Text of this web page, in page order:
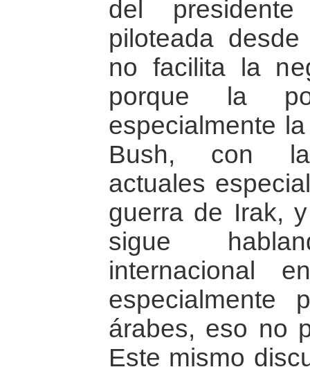
del
piloteada
no facilita la
porque la
especialmente
Bush, con
actuales
guerra de Irak,
sigue
internacional
especialmente
árabes, eso no
Este mismo